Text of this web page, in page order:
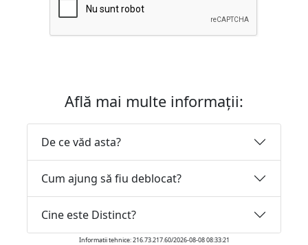
Află mai multe informații:
De ce văd asta?
Cum ajung să fiu deblocat?
Cine este Distinct?
Informatii tehnice: 216.73.217.60/2026-08-08 08:33:21